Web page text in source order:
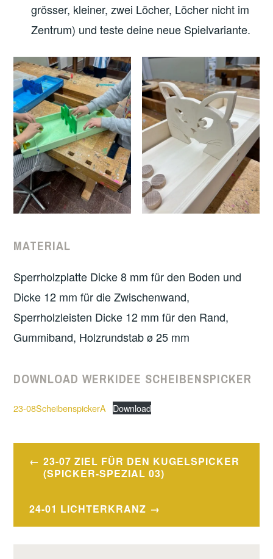
grösser, kleiner, zwei Löcher, Löcher nicht im
Zentrum) und teste deine neue Spielvariante.
MATERIAL
Sperrholzplatte Dicke 8 mm für den Boden und
Dicke 12 mm für die Zwischenwand,
Sperrholzleisten Dicke 12 mm für den Rand,
Gummiband, Holzrundstab ø 25 mm
DOWNLOAD WERKIDEE SCHEIBENSPICKER
23-08ScheibenspickerA Download
Post
navigation
23-07 ZIEL FÜR DEN KUGELSPICKER
(SPICKER-SPEZIAL 03)
24-01 LICHTERKRANZ